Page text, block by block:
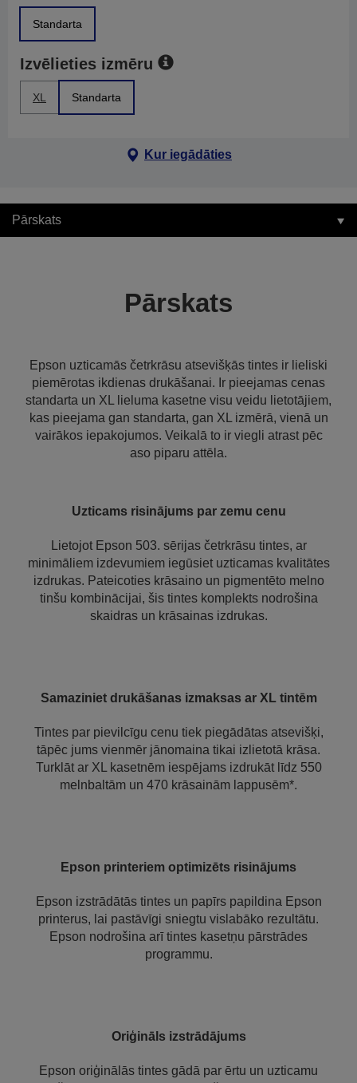
Standarta
Izvēlieties izmēru
XL Standarta
Kur iegādāties
Pārskats
Pārskats
Epson uzticamās četrkrāsu atsevišķās tintes ir lieliski
piemērotas ikdienas drukāšanai. Ir pieejamas cenas
standarta un XL lieluma kasetne visu veidu lietotājiem,
kas pieejama gan standarta, gan XL izmērā, vienā un
vairākos iepakojumos. Veikalā to ir viegli atrast pēc
aso piparu attēla.
Uzticams risinājums par zemu cenu
Lietojot Epson 503. sērijas četrkrāsu tintes, ar
minimāliem izdevumiem iegūsiet uzticamas kvalitātes
izdrukas. Pateicoties krāsaino un pigmentēto melno
tinšu kombinācijai, šis tintes komplekts nodrošina
skaidras un krāsainas izdrukas.
Samaziniet drukāšanas izmaksas ar XL tintēm
Tintes par pievilcīgu cenu tiek piegādātas atsevišķi,
tāpēc jums vienmēr jānomaina tikai izlietotā krāsa.
Turklāt ar XL kasetnēm iespējams izdrukāt līdz 550
melnbaltām un 470 krāsainām lappusēm*.
Epson printeriem optimizēts risinājums
Epson izstrādātās tintes un papīrs papildina Epson
printerus, lai pastāvīgi sniegtu vislabāko rezultātu.
Epson nodrošina arī tintes kasetņu pārstrādes
programmu.
Oriģināls izstrādājums
Epson oriģinālās tintes gādā par ērtu un uzticamu